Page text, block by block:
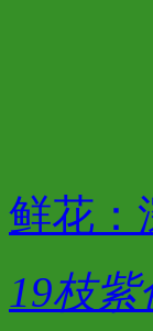
鲜花：
19枝